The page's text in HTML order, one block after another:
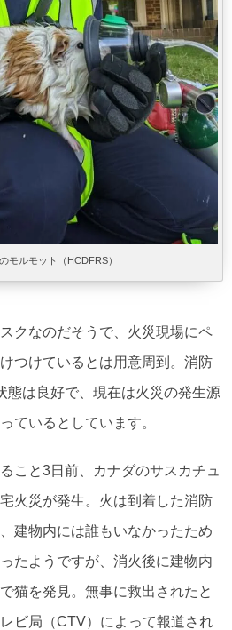
モルモット（HCDFRS）
クなのだそうで、火災現場にペ
つけているとは用意周到。消防
態は良好で、現在は火災の発生源
ているとしています。
こと3日前、カナダのサスカチュ
火災が発生。火は到着した消防
建物内には誰もいなかったため
たようですが、消火後に建物内
猫を発見。無事に救出されたと
ビ局（CTV）によって報道され